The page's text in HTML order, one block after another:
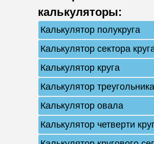
калькуляторы:
Калькулятор полукруга
Калькулятор сектора
Калькулятор круга
Калькулятор
Калькулятор овала
Калькулятор четверти